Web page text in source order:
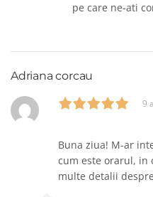
pe care ne-ati
Adriana corcau
9
Buna ziua! M-ar
cum este orarul, in
multe detalii